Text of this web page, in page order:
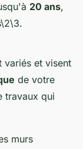
20 ans,
variés et visent
de votre
travaux qui
murs